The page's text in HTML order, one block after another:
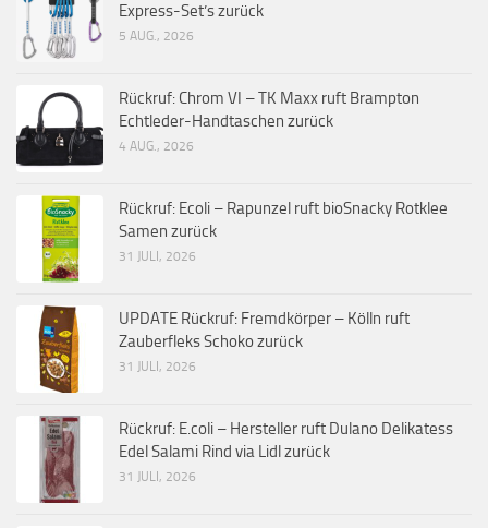
Express-Set’s zurück
5 AUG., 2026
Rückruf: Chrom VI – TK Maxx ruft Brampton
Echtleder-Handtaschen zurück
4 AUG., 2026
Rückruf: Ecoli – Rapunzel ruft bioSnacky Rotklee
Samen zurück
31 JULI, 2026
UPDATE Rückruf: Fremdkörper – Kölln ruft
Zauberfleks Schoko zurück
31 JULI, 2026
Rückruf: E.coli – Hersteller ruft Dulano Delikatess
Edel Salami Rind via Lidl zurück
31 JULI, 2026